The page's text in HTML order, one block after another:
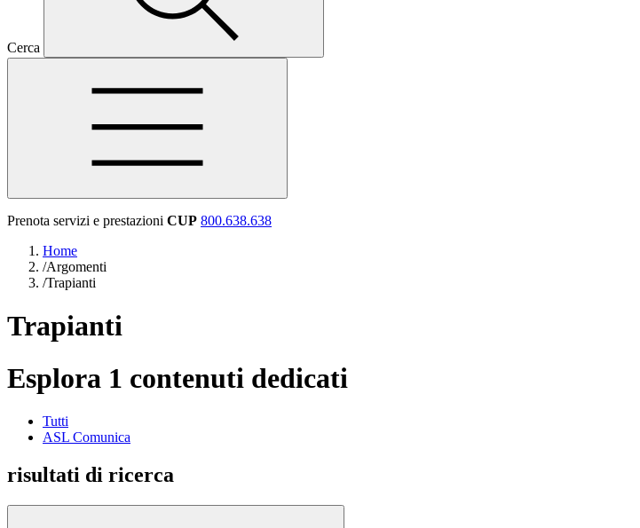
Cerca
Prenota servizi e prestazioni CUP 800.638.638
Home
/Argomenti
/Trapianti
Trapianti
Esplora 1 contenuti dedicati
Tutti
ASL Comunica
risultati di ricerca